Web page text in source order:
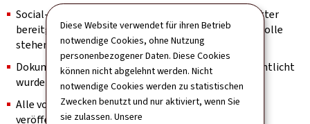
Diese Website verwendet für ihren Betrieb
notwendige Cookies, ohne Nutzung
personenbezogener Daten. Diese Cookies
können nicht abgelehnt werden. Nicht
notwendige Cookies werden zu statistischen
Zwecken benutzt und nur aktiviert, wenn Sie
sie zulassen. Unsere
Social-Feed-Bilder, die von Inhaltsaggregatoren Dritter
bereitgestellt werden und nicht unter unserer Kontrolle
stehen.
Dokumente, die vor dem 23. September 2018 veröffentlicht
wurden.
Alle vor dem 23. September 2020 auf der Website
veröffentlichten Videos.